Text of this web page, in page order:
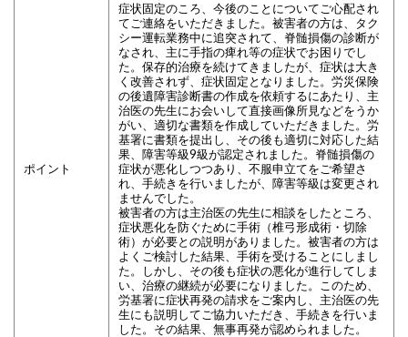
ポイント
症状固定のころ、今後のことについてご心配され
てご連絡をいただきました。被害者の方は、タク
シー運転業務中に追突されて、脊髄損傷の診断が
なされ、主に手指の痺れ等の症状でお困りでし
た。保存的治療を続けてきましたが、症状は大き
く改善されず、症状固定となりました。労災保険
の後遺障害診断書の作成を依頼するにあたり、主
治医の先生にお会いして直接画像所見などをうか
がい、適切な書類を作成していただきました。労
基署に書類を提出し、その後も適切に対応した結
果、障害等級9級が認定されました。 脊髄損傷の
症状が悪化しつつあり、 不服申立てをご希望さ
れ、手続きを行いましたが、障害等級は変更され
ませんでした。
被害者の方は主治医の先生に相談をしたところ、
症状悪化を防ぐために手術（椎弓形成術・切除
術）が必要との説明がありました。被害者の方は
よくご検討した結果、手術を受けることにしまし
た。しかし、その後も症状の悪化が進行してしま
い、治療の継続が必要になりました。このため、
労基署に症状再発の請求をご案内し、 主治医の先
生にも説明してご協力いただき、 手続きを行いま
した。その結果、無事再発が認められました。